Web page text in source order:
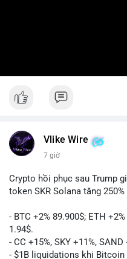
Vlike Wire
7 giờ
Crypto hồi phục sau Trump
token SKR Solana tăng 250%
- BTC +2% 89.900$; ETH
1.94$.
- CC +15%, SKY +11%,
- $1B liquidations khi Bitcoin